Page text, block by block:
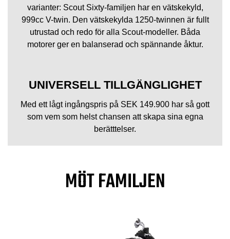
varianter: Scout Sixty-familjen har en vätskekyld,
999cc V-twin. Den vätskekylda 1250-twinnen är fullt
utrustad och redo för alla Scout-modeller. Båda
motorer ger en balanserad och spännande åktur.
UNIVERSELL TILLGÄNGLIGHET
Med ett lågt ingångspris på SEK 149.900 har så gott
som vem som helst chansen att skapa sina egna
berätttelser.
MÖT FAMILJEN